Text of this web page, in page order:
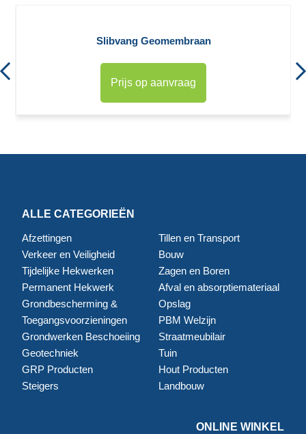
Slibvang Geomembraan
Prijs op aanvraag
ALLE CATEGORIEËN
Afzettingen
Verkeer en Veiligheid
Tijdelijke Hekwerken
Permanent Hekwerk
Grondbescherming &
Toegangsvoorzieningen
Grondwerken Beschoeiing
Geotechniek
GRP Producten
Steigers
Tillen en Transport
Bouw
Zagen en Boren
Afval en absorptiemateriaal
Opslag
PBM Welzijn
Straatmeubilair
Tuin
Hout Producten
Landbouw
ONLINE WINKEL